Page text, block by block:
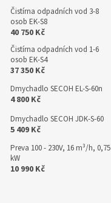
Čistírna odpadních vod 3-8
osob EK-S8
40 750 Kč
Čistírna odpadních vod 1-6
osob EK-S4
37 350 Kč
Dmychadlo SECOH EL-S-60n
4 800 Kč
Dmychadlo SECOH JDK-S-60
5 409 Kč
Preva 100 - 230V, 16 m³/h, 0,75
kW
10 990 Kč